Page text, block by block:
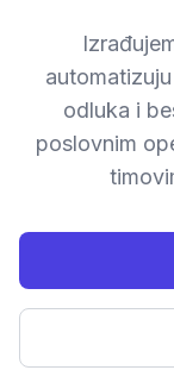
odluka i
poslovnim